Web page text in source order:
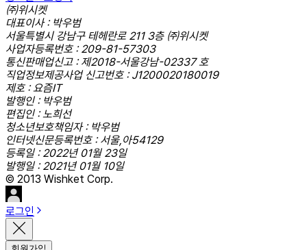
㈜위시켓
대표이사 : 박우범
서울특별시 강남구 테헤란로 211 3층 ㈜위시켓
사업자등록번호 : 209-81-57303
통신판매업신고 : 제2018-서울강남-02337 호
직업정보제공사업 신고번호 : J1200020180019
제호 : 요즘IT
발행인 : 박우범
편집인 : 노희선
청소년보호책임자 : 박우범
인터넷신문등록번호 : 서울,아54129
등록일 : 2022년 01월 23일
발행일 : 2021년 01월 10일
© 2013 Wishket Corp.
로그인